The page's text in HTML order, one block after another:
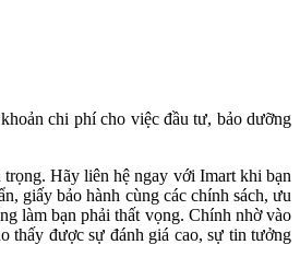
chi phí cho việc đầu tư, bảo dưỡng
Hãy liên hệ ngay với Imart khi bạn
giấy bảo hành cùng các chính sách, ưu
làm bạn phải thất vọng. Chính nhờ vào
thấy được sự đánh giá cao, sự tin tưởng